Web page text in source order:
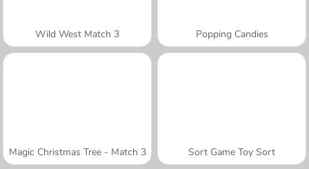
Wild West Match 3 Popping Candies
Magic Christmas Tree - Match 3 Sort Game Toy Sort